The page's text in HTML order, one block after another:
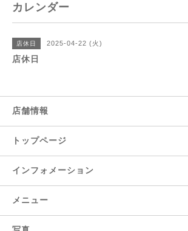
カレンダー
店休日 2025-04-22 (火)
店休日
店舗情報
トップページ
インフォメーション
メニュー